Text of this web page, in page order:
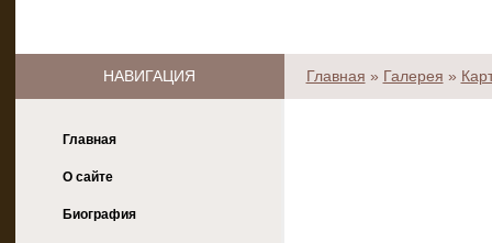
НАВИГАЦИЯ Главная » Галерея »
Главная
О сайте
Биография